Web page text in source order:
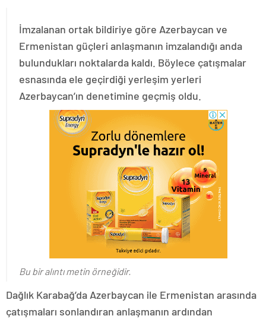
İmzalanan ortak bildiriye göre Azerbaycan ve
Ermenistan güçleri anlaşmanın imzalandığı anda
bulundukları noktalarda kaldı. Böylece çatışmalar
esnasında ele geçirdiği yerleşim yerleri
Azerbaycan’ın denetimine geçmiş oldu.
Bu bir alıntı metin örneğidir.
Dağlık Karabağ’da Azerbaycan ile Ermenistan arasında
çatışmaları sonlandıran anlaşmanın ardından